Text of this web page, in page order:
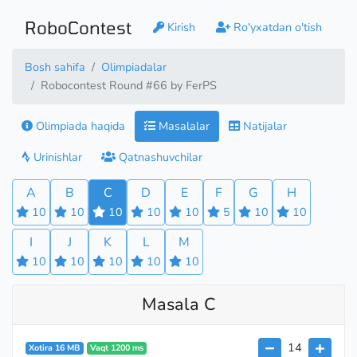
RoboContest Kirish Ro'yxatdan o'tish
Bosh sahifa
Olimpiadalar
Robocontest Round #66 by FerPS
Olimpiada haqida Masalalar
Natijalar
Urinishlar
Qatnashuvchilar
A
10
B
10
C
10
D
10
E
10
F
5
G
10
H
10
I
10
J
10
K
10
L
10
M
10
Masala C
Xotira 16 MB Vaqt 1200 ms
14